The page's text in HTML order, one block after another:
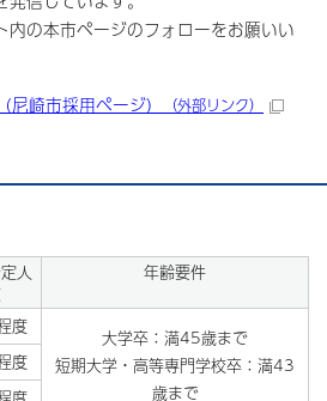
内の本市ページのフォローをお願いい
崎市採用ページ）
（外部リンク）
人
年齢要件
度
大学卒：満45歳まで
短期大学・高等専門学校卒：満43
歳まで
度